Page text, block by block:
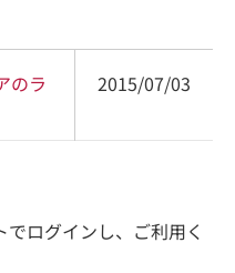
のラ
2015/07/03
ログインし、ご利用く